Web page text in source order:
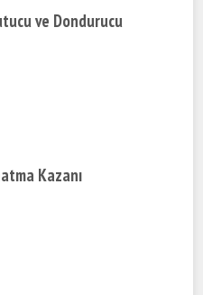
ve Dondurucu
Kazanı